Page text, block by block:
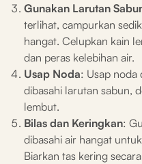
Gunakan Larutan
terlihat, campurkan
hangat. Celupkan kain
dan peras kelebihan air.
Usap Noda: Usap noda
dibasahi larutan sabun,
lembut.
Bilas dan Keringkan:
dibasahi air hangat
Biarkan tas kering